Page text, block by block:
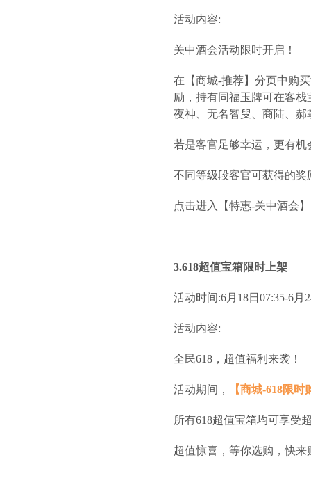
活动内容:
关中酒会活动限时开启！
在【商城-推荐】分页中购
励，持有同福玉牌可在客
夜神、无名智叟、商陆、
若是客官足够幸运，更有
不同等级段客官可获得的
点击进入【特惠-关中酒会
3.618超值宝箱限时上架
活动时间:6月18日07:35-6月
活动内容:
全民618，超值福利来袭！
活动期间， 【商城-618限时
所有618超值宝箱均可享受
超值惊喜，等你选购，快来